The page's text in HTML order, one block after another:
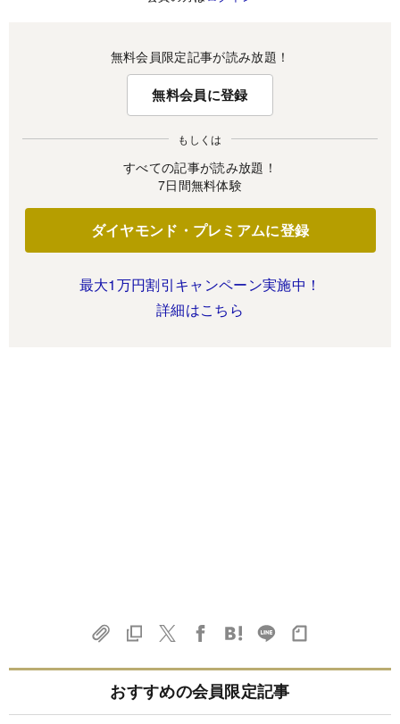
無料会員限定記事が読み放題！
無料会員に登録
もしくは
すべての記事が読み放題！
7日間無料体験
ダイヤモンド・プレミアムに登録
最大1万円割引キャンペーン実施中！
詳細はこちら
おすすめの会員限定記事